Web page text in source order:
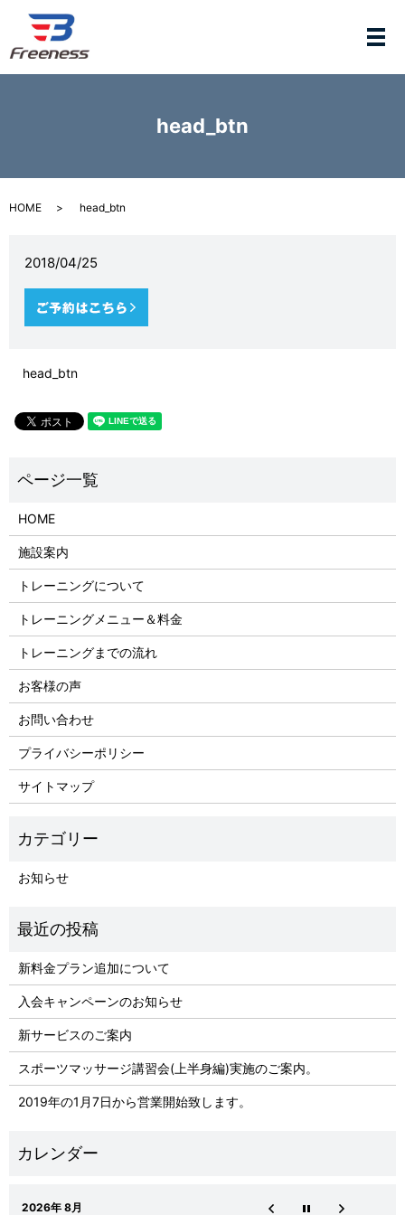
メ
head_btn
HOME head_btn
2018/04/25
head_btn
HOME
施設案内
トレーニングについて
トレーニングメニュー＆料金
トレーニングまでの流れ
お客様の声
お問い合わせ
プライバシーポリシー
サイトマップ
お知らせ
新料金プラン追加について
入会キャンペーンのお知らせ
新サービスのご案内
スポーツマッサージ講習会(上半身編)実施のご案内。
2019年の1月7日から営業開始致します。
2026年 8月